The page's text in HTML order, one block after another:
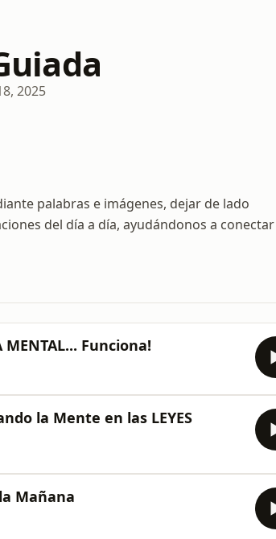
2025
palabras e imágenes, dejar de lado
del día a día, ayudándonos a
Funciona!
la Mente en las LEYES
Mañana